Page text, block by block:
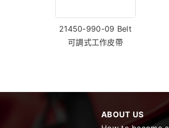
21450-990-09 Belt
可調式工作皮帶
ABOUT US